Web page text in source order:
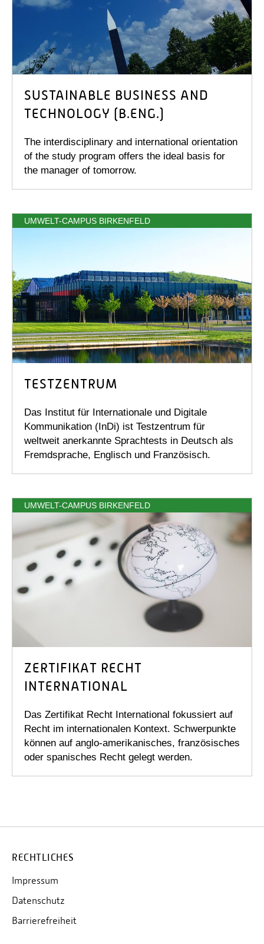
SUSTAINABLE BUSINESS AND
TECHNOLOGY (B.ENG.)
The interdisciplinary and international orientation
of the study program offers the ideal basis for
the manager of tomorrow.
UMWELT-CAMPUS BIRKENFELD
TESTZENTRUM
Das Institut für Internationale und Digitale
Kommunikation (InDi) ist Testzentrum für
weltweit anerkannte Sprachtests in Deutsch als
Fremdsprache, Englisch und Französisch.
UMWELT-CAMPUS BIRKENFELD
ZERTIFIKAT RECHT
INTERNATIONAL
Das Zertifikat Recht International fokussiert auf
Recht im internationalen Kontext. Schwerpunkte
können auf anglo-amerikanisches, französisches
oder spanisches Recht gelegt werden.
RECHTLICHES
Impressum
Datenschutz
Barrierefreiheit